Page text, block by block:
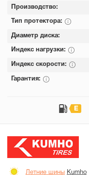
Производство:
Тип протектора:
Диаметр диска:
Индекс нагрузки:
Индекс скорости:
Гарантия:
E
Летние шины Kumho